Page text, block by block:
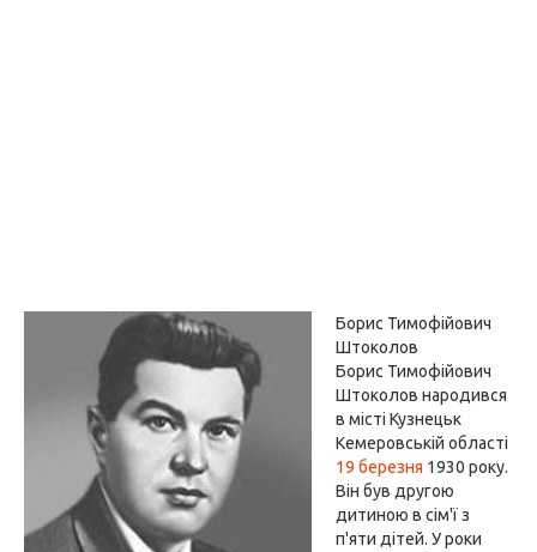
Борис Тимофійович
Штоколов
Борис Тимофійович
Штоколов народився
в місті Кузнецьк
Кемеровській області
19 березня 1930 року.
Він був другою
дитиною в сім'ї з
п'яти дітей. У роки